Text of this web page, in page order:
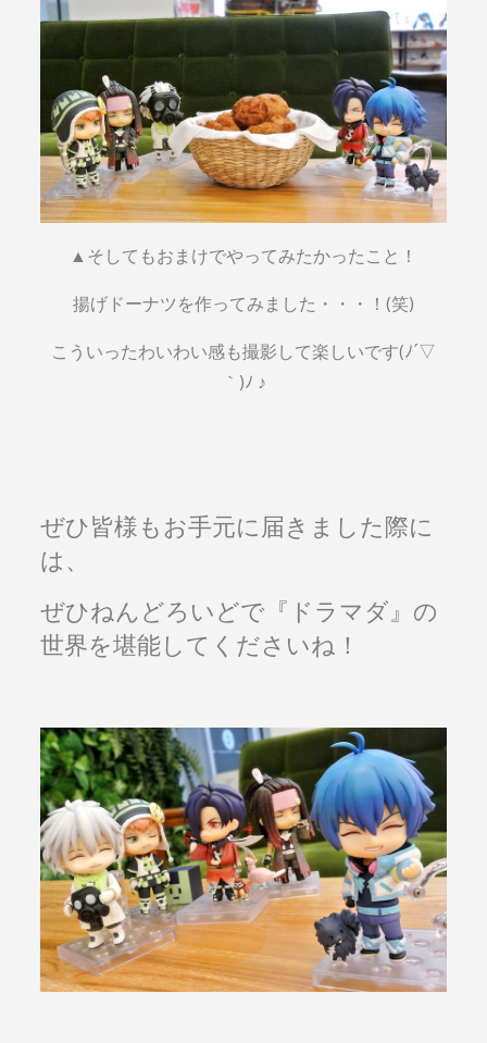
▲そしてもおまけでやってみたかったこと！
揚げドーナツを作ってみました・・・！(笑)
こういったわいわい感も撮影して楽しいです(ﾉ´▽
｀)ﾉ ♪
ぜひ皆様もお手元に届きました際に
は、
ぜひねんどろいどで『ドラマダ』の
世界を堪能してくださいね！